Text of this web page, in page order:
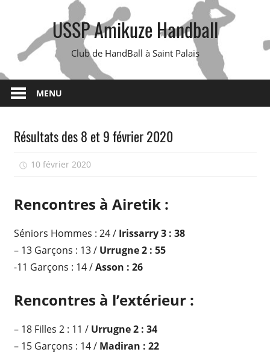
USSP Amikuze Handball
Club de HandBall à Saint Palais
MENU
Résultats des 8 et 9 février 2020
10 février 2020
Rencontres à Airetik :
Séniors Hommes : 24 / Irissarry 3 : 38
– 13 Garçons : 13 / Urrugne 2 : 55
-11 Garçons : 14 /Asson : 26
Rencontres à l’extérieur :
– 18 Filles 2 : 11 / Urrugne 2 : 34
– 15 Garçons : 14 / Madiran : 22